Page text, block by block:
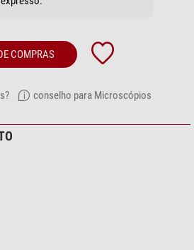
COMPRAS
conselho para Microscópios